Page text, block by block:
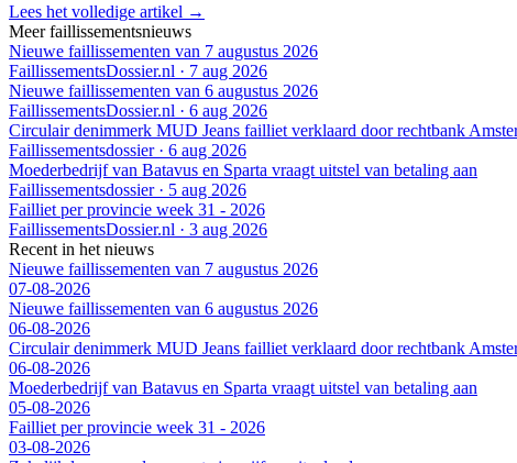
Lees het volledige artikel →
Meer faillissementsnieuws
Nieuwe faillissementen van 7 augustus 2026
FaillissementsDossier.nl · 7 aug 2026
Nieuwe faillissementen van 6 augustus 2026
FaillissementsDossier.nl · 6 aug 2026
Circulair denimmerk MUD Jeans failliet verklaard door rechtbank
Faillissementsdossier· 6 aug 2026
Moederbedrijf van Batavus en Sparta vraagt uitstel van betaling aan
Faillissementsdossier· 5 aug 2026
Failliet per provincie week 31 - 2026
FaillissementsDossier.nl · 3 aug 2026
Recent in het nieuws
Nieuwe faillissementen van 7 augustus 2026
07-08-2026
Nieuwe faillissementen van 6 augustus 2026
06-08-2026
Circulair denimmerk MUD Jeans failliet verklaard door rechtbank
06-08-2026
Moederbedrijf van Batavus en Sparta vraagt uitstel van betaling aan
05-08-2026
Failliet per provincie week 31 - 2026
03-08-2026